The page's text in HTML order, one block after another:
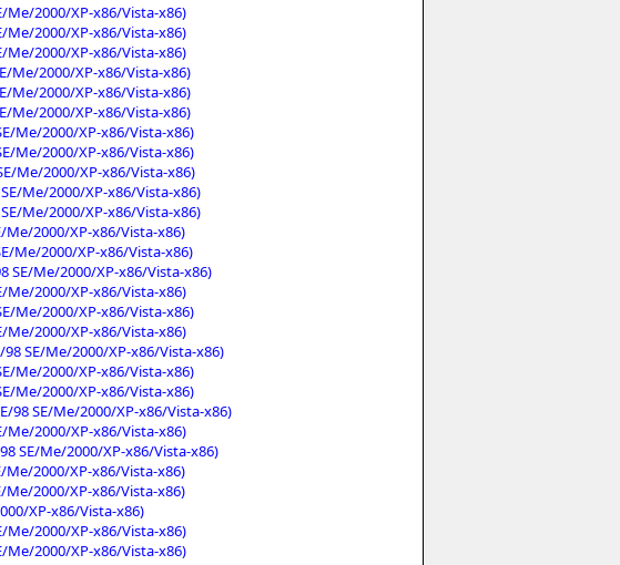
Me/2000/XP-x86/Vista-x86)
Me/2000/XP-x86/Vista-x86)
Me/2000/XP-x86/Vista-x86)
Me/2000/XP-x86/Vista-x86)
Me/2000/XP-x86/Vista-x86)
Me/2000/XP-x86/Vista-x86)
Me/2000/XP-x86/Vista-x86)
Me/2000/XP-x86/Vista-x86)
Me/2000/XP-x86/Vista-x86)
Me/2000/XP-x86/Vista-x86)
Me/2000/XP-x86/Vista-x86)
Me/2000/XP-x86/Vista-x86)
Me/2000/XP-x86/Vista-x86)
SE/Me/2000/XP-x86/Vista-x86)
Me/2000/XP-x86/Vista-x86)
Me/2000/XP-x86/Vista-x86)
Me/2000/XP-x86/Vista-x86)
SE/Me/2000/XP-x86/Vista-x86)
Me/2000/XP-x86/Vista-x86)
Me/2000/XP-x86/Vista-x86)
98 SE/Me/2000/XP-x86/Vista-x86)
Me/2000/XP-x86/Vista-x86)
SE/Me/2000/XP-x86/Vista-x86)
Me/2000/XP-x86/Vista-x86)
Me/2000/XP-x86/Vista-x86)
XP-x86/Vista-x86)
Me/2000/XP-x86/Vista-x86)
Me/2000/XP-x86/Vista-x86)